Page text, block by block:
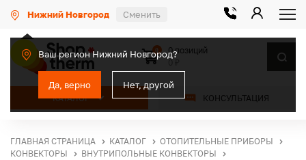
Нижний Новгород Сменить
Ваш регион Нижний Новгород?
Да, верно Нет, другой
КАТАЛОГ КОНСУЛЬТАЦИЯ
0
0 позиций
ГЛАВНАЯ СТРАНИЦА КАТАЛОГ
ОТОПИТЕЛЬНЫЕ ПРИБОРЫ
КОНВЕКТОРЫ
ВНУТРИПОЛЬНЫЕ КОНВЕКТОРЫ